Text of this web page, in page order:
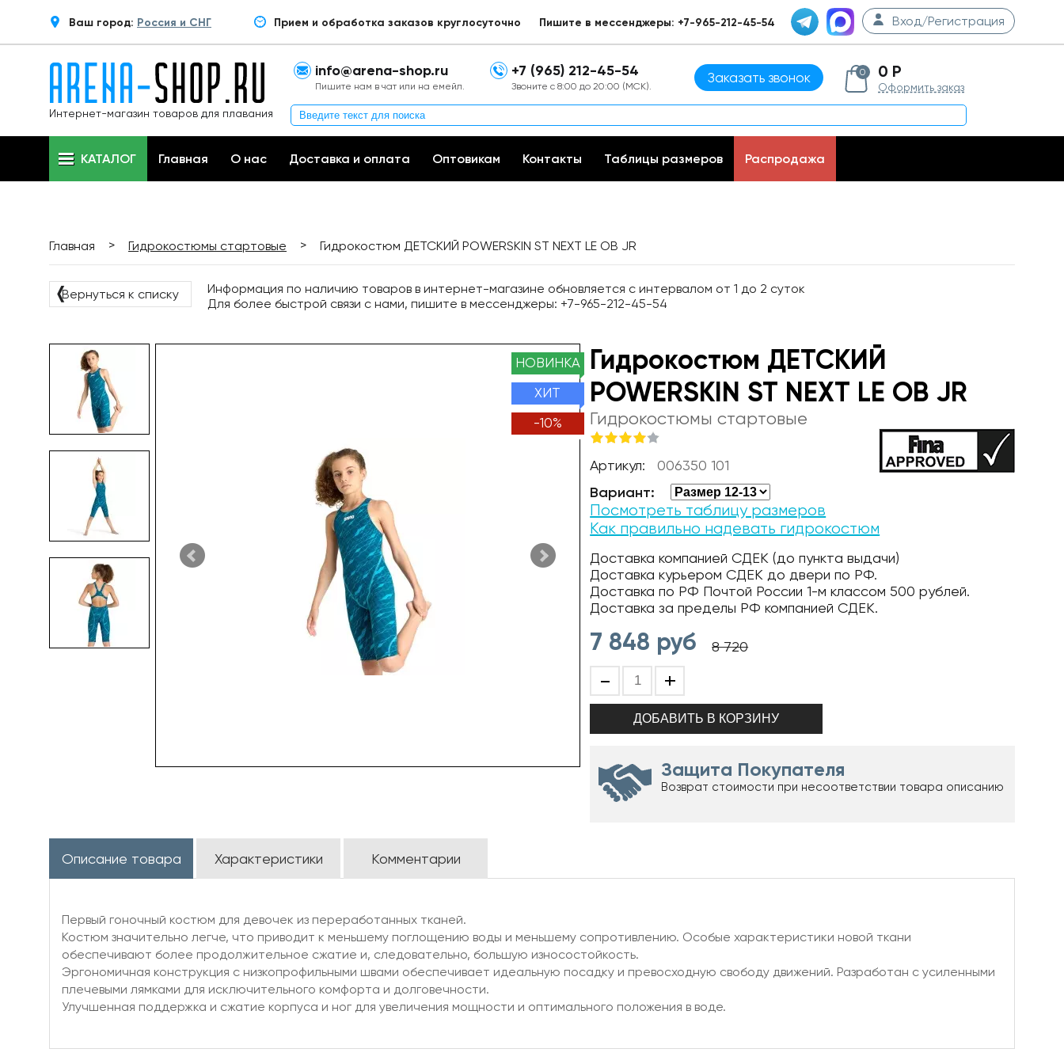
Ваш город: Россия и СНГ Прием и обработка заказов круглосуточно Пишите в мессенджеры: +7-965-212-45-54 Вход/Регистрация
Интернет-магазин товаров для плавания
info@arena-shop.ru
Пишите нам в чат или на емейл.
+7 (965) 212-45-54
Звоните с 8:00 до 20:00 (МСК).
Заказать звонок 0 0 Р
Оформить заказ
КАТАЛОГ Главная О нас Доставка и оплата Оптовикам Контакты Таблицы размеров Распродажа
Главная > Гидрокостюмы стартовые > Гидрокостюм ДЕТСКИЙ POWERSKIN ST NEXT LE OB JR
❬Вернуться к списку
Информация по наличию товаров в интернет-магазине обновляется с интервалом от 1 до 2 суток
Для более быстрой связи с нами, пишите в мессенджеры: +7-965-212-45-54
НОВИНКА
ХИТ
-10%
Гидрокостюм ДЕТСКИЙ
POWERSKIN ST NEXT LE OB JR
Гидрокостюмы стартовые
Артикул: 006350 101
Вариант:
Посмотреть таблицу размеров
Как правильно надевать гидрокостюм
Доставка компанией СДЕК (до пункта выдачи)
Доставка курьером СДЕК до двери по РФ.
Доставка по РФ Почтой России 1-м классом 500 рублей.
Доставка за пределы РФ компанией СДЕК.
7 848 руб 8 720
- +
Защита Покупателя
Возврат стоимости при несоответствии товара описанию
Описание товара Характеристики Комментарии
Первый гоночный костюм для девочек из переработанных тканей.
Костюм значительно легче, что приводит к меньшему поглощению воды и меньшему сопротивлению. Особые характеристики новой ткани
обеспечивают более продолжительное сжатие и, следовательно, большую износостойкость.
Эргономичная конструкция с низкопрофильными швами обеспечивает идеальную посадку и превосходную свободу движений. Разработан с усиленными
плечевыми лямками для исключительного комфорта и долговечности.
Улучшенная поддержка и сжатие корпуса и ног для увеличения мощности и оптимального положения в воде.